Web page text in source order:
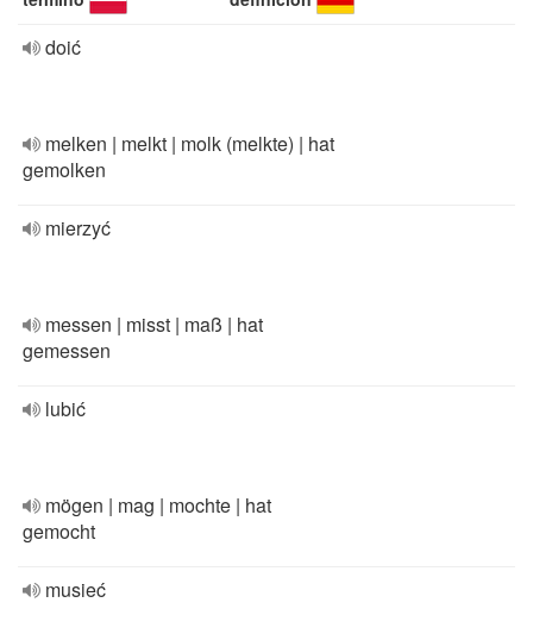
doić
melken | melkt | molk (melkte) | hat
gemolken
mierzyć
messen | misst | maß | hat
gemessen
lubić
mögen | mag | mochte | hat
gemocht
musieć